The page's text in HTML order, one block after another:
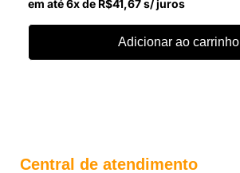
em até 6x de R$41,67s/ juros
Adicionar ao carrinho
Central de atendimento